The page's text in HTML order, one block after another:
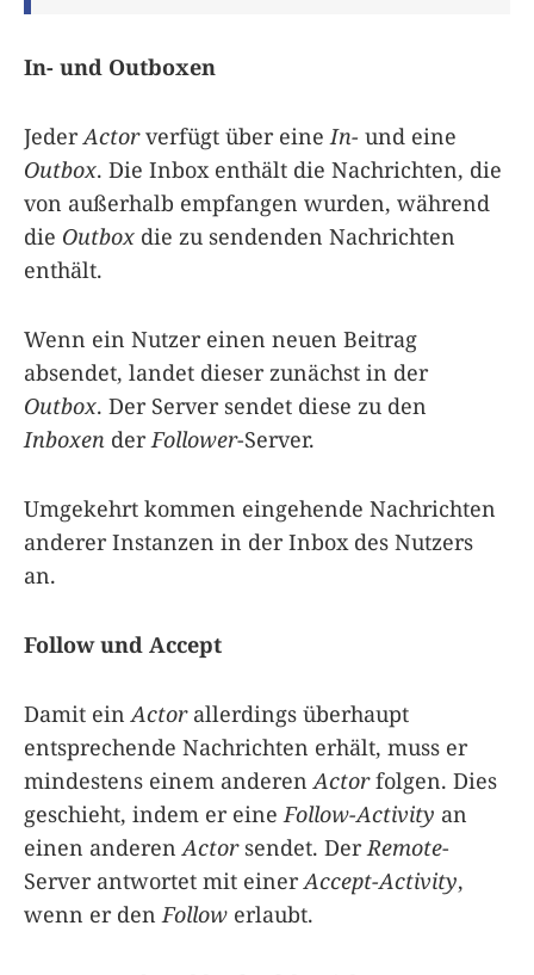
In- und Outboxen
JederActorverfügt über eine In- und eine
Outbox. Die Inbox enthält die Nachrichten, die
von außerhalb empfangen wurden, während
die Outbox die zu sendenden Nachrichten
enthält.
Wenn ein Nutzer einen neuen Beitrag
absendet, landet dieser zunächst in der
Outbox. Der Server sendet diese zu den
Inboxen der Follower-Server.
Umgekehrt kommen eingehende Nachrichten
anderer Instanzen in der Inbox des Nutzers
an.
Follow und Accept
Damit ein Actorallerdings überhaupt
entsprechende Nachrichten erhält, muss er
mindestens einem anderen Actorfolgen. Dies
geschieht, indem er eine Follow-Activity an
einen anderen Actorsendet. Der Remote-
Server antwortet mit einerAccept-Activity,
wenn er den Follow erlaubt.